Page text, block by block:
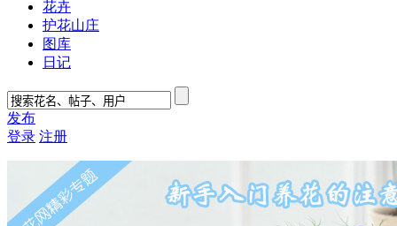
花卉
护花山庄
图库
日记
发布
登录 注册